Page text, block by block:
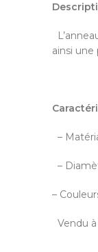
ainsi
–
–
–
Vendu à